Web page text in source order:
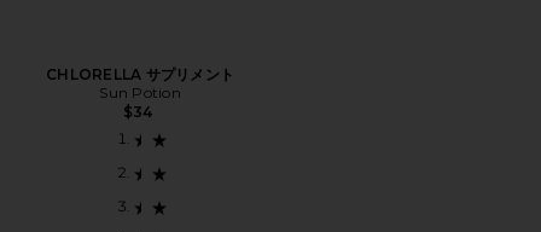
CHLORELLA サプリメント
Sun Potion
$34